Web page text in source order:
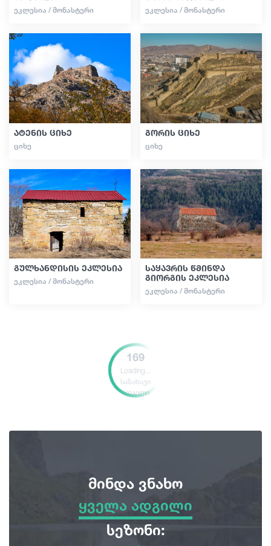
ᲔᲙᲚᲔᲡᲘᲐ / ᲛᲝᲜᲐᲡᲢᲔᲠᲘ ᲔᲙᲚᲔᲡᲘᲐ / ᲛᲝᲜᲐᲡᲢᲔᲠᲘ
ატენის ციხე
ᲪᲘᲮᲔ
გორის ციხე
ᲪᲘᲮᲔ
გულხანდისის ეკლესია
ᲔᲙᲚᲔᲡᲘᲐ / ᲛᲝᲜᲐᲡᲢᲔᲠᲘ
საყავრის წმინდა
გიორგის ეკლესია
ᲔᲙᲚᲔᲡᲘᲐ / ᲛᲝᲜᲐᲡᲢᲔᲠᲘ
169
Loading...
სანახავი
ადგილი
მინდა ვნახო
ყველა ადგილი
ყველა ადგილი
სეზონი: